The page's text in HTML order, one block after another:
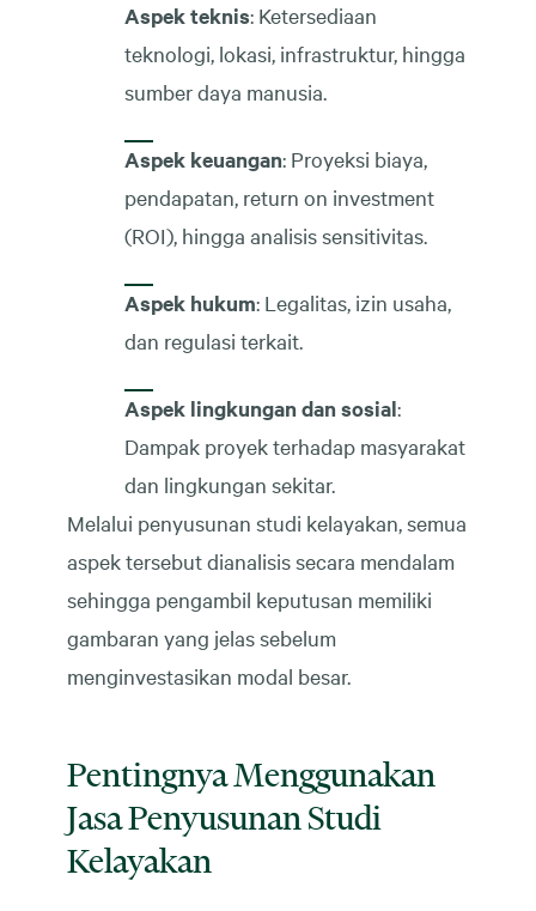
Aspek teknis: Ketersediaan
teknologi, lokasi, infrastruktur, hingga
sumber daya manusia.
Aspek keuangan: Proyeksi biaya,
pendapatan, return on investment
(ROI), hingga analisis sensitivitas.
Aspek hukum: Legalitas, izin usaha,
dan regulasi terkait.
Aspek lingkungan dan sosial:
Dampak proyek terhadap masyarakat
dan lingkungan sekitar.
Melalui penyusunan studi kelayakan, semua
aspek tersebut dianalisis secara mendalam
sehingga pengambil keputusan memiliki
gambaran yang jelas sebelum
menginvestasikan modal besar.
Pentingnya Menggunakan
Jasa Penyusunan Studi
Kelayakan